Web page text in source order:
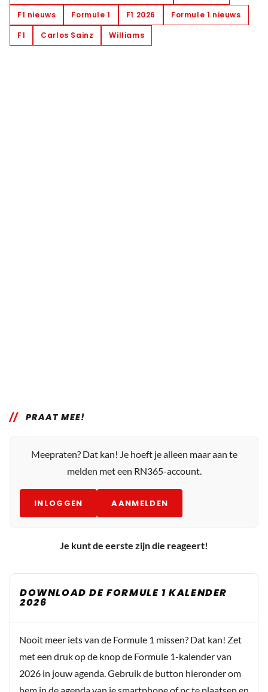
F1 nieuws
Formule 1 F1 2026
Formule 1 nieuws
F1
Carlos Sainz Williams
PRAAT MEE!
Meepraten? Dat kan! Je hoeft je alleen maar aan te
melden met een RN365-account.
INLOGGEN AANMELDEN
Je kunt de eerste zijn die reageert!
DOWNLOAD DE FORMULE 1 KALENDER
2026
Nooit meer iets van de Formule 1 missen? Dat kan! Zet
met een druk op de knop de Formule 1-kalender van
2026 in jouw agenda. Gebruik de button hieronder om
hem in de agenda van je smartphone of pc te plaatsen en